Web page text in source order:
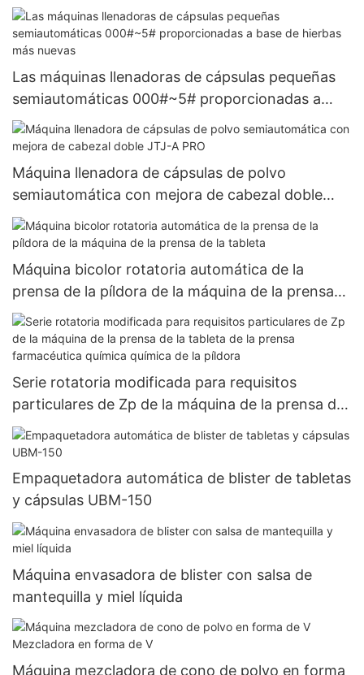
Las máquinas llenadoras de cápsulas pequeñas
semiautomáticas 000#~5# proporcionadas a
base de hierbas más nuevas
Máquina llenadora de cápsulas de polvo
semiautomática con mejora de cabezal doble
JTJ-A PRO
Máquina bicolor rotatoria automática de la
prensa de la píldora de la máquina de la prensa
de la tableta
Serie rotatoria modificada para requisitos
particulares de Zp de la máquina de la prensa de
la tableta de la prensa farmacéutica química
química de la píldora
Empaquetadora automática de blister de tabletas
y cápsulas UBM-150
Máquina envasadora de blister con salsa de
mantequilla y miel líquida
Máquina mezcladora de cono de polvo en forma